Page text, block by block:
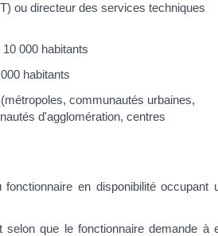
ou directeur des services techniques
000 habitants
habitants
communautés urbaines,
d'agglomération, centres
en disponibilité occupant
que le fonctionnaire demande à